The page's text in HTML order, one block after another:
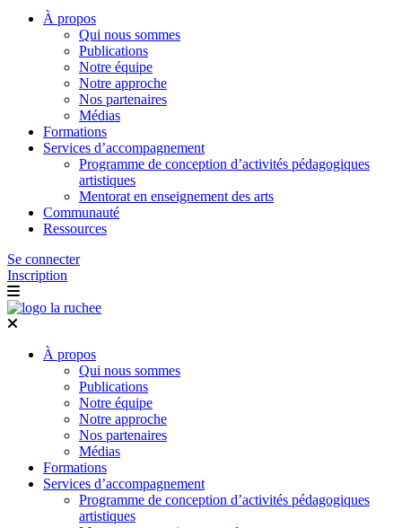
À propos
Qui nous sommes
Publications
Notre équipe
Notre approche
Nos partenaires
Médias
Formations
Services d’accompagnement
Programme de conception d’activités pédagogiques
artistiques
Mentorat en enseignement des arts
Communauté
Ressources
Se connecter
Inscription
À propos
Qui nous sommes
Publications
Notre équipe
Notre approche
Nos partenaires
Médias
Formations
Services d’accompagnement
Programme de conception d’activités pédagogiques
artistiques